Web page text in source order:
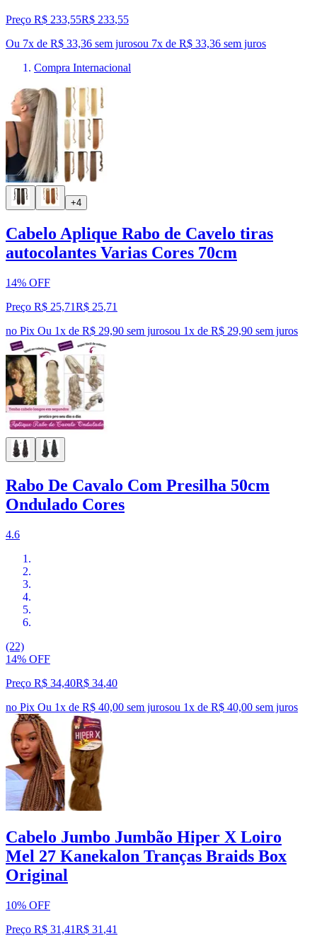
Preço R$ 233,55R$ 233,55
Ou 7x de R$ 33,36 sem jurosou 7x de R$ 33,36 sem juros
Compra Internacional
+4
Cabelo Aplique Rabo de Cavelo tiras
autocolantes Varias Cores 70cm
14% OFF
Preço R$ 25,71R$ 25,71
no Pix Ou 1x de R$ 29,90 sem jurosou 1x de R$ 29,90 sem juros
Rabo De Cavalo Com Presilha 50cm
Ondulado Cores
4.6
(22)
14% OFF
Preço R$ 34,40R$ 34,40
no Pix Ou 1x de R$ 40,00 sem jurosou 1x de R$ 40,00 sem juros
Cabelo Jumbo Jumbão Hiper X Loiro
Mel 27 Kanekalon Tranças Braids Box
Original
10% OFF
Preço R$ 31,41R$ 31 ,41